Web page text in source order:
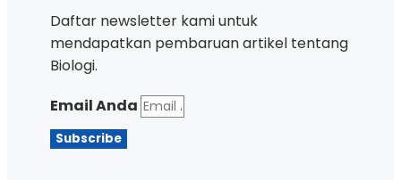
Daftar newsletter kami untuk
mendapatkan pembaruan artikel tentang
Biologi.
Email Anda
Subscribe